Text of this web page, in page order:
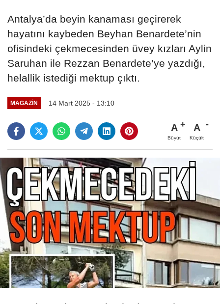
Antalya’da beyin kanaması geçirerek
hayatını kaybeden Beyhan Benardete’nin
ofisindeki çekmecesinden üvey kızları Aylin
Saruhan ile Rezzan Benardete’ye yazdığı,
helallik istediği mektup çıktı.
MAGAZIN 14 Mart 2025 - 13:10
A
Büyüt
A
Küçült